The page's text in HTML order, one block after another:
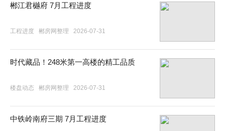
郴江君樾府 7月工程进度
工程进度 郴房网整理 2026-07-31
时代藏品！248米第一高楼的精工品质
楼盘动态 郴房网整理 2026-07-31
中铁岭南府三期 7月工程进度